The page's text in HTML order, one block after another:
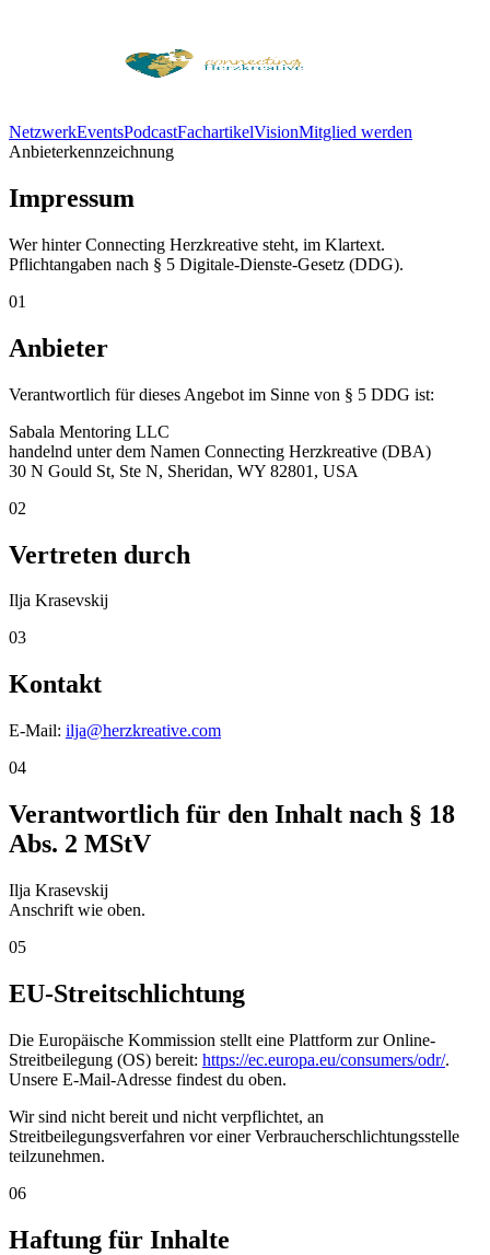
NetzwerkEventsPodcastFachartikelVisionMitglied werden
Anbieterkennzeichnung
Impressum
Wer hinter Connecting Herzkreative steht, im Klartext.
Pflichtangaben nach § 5 Digitale-Dienste-Gesetz (DDG).
01
Anbieter
Verantwortlich für dieses Angebot im Sinne von § 5 DDG ist:
Sabala Mentoring LLC
handelnd unter dem Namen Connecting Herzkreative (DBA)
30 N Gould St, Ste N, Sheridan, WY 82801, USA
02
Vertreten durch
Ilja Krasevskij
03
Kontakt
E-Mail: ilja@herzkreative.com
04
Verantwortlich für den Inhalt nach § 18
Abs. 2 MStV
Ilja Krasevskij
Anschrift wie oben.
05
EU-Streitschlichtung
Die Europäische Kommission stellt eine Plattform zur Online-
Streitbeilegung (OS) bereit: https://ec.europa.eu/consumers/odr/.
Unsere E-Mail-Adresse findest du oben.
Wir sind nicht bereit und nicht verpflichtet, an
Streitbeilegungsverfahren vor einer Verbraucherschlichtungsstelle
teilzunehmen.
06
Haftung für Inhalte